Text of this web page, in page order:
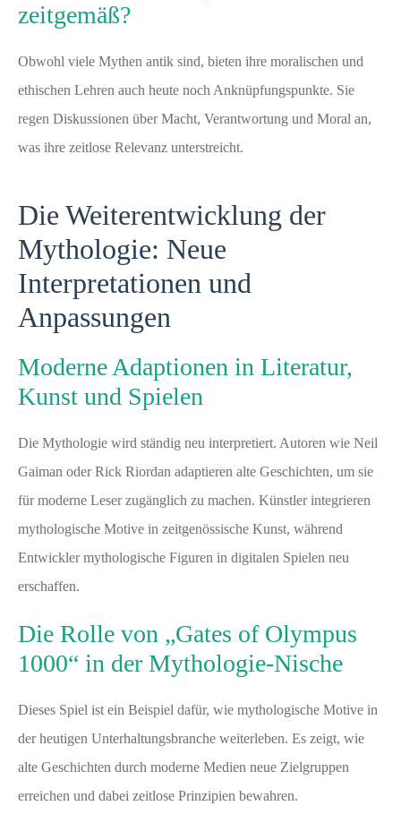
zeitgemäß?
Obwohl viele Mythen antik sind, bieten ihre moralischen und
ethischen Lehren auch heute noch Anknüpfungspunkte. Sie
regen Diskussionen über Macht, Verantwortung und Moral an,
was ihre zeitlose Relevanz unterstreicht.
Die Weiterentwicklung der
Mythologie: Neue
Interpretationen und
Anpassungen
Moderne Adaptionen in Literatur,
Kunst und Spielen
Die Mythologie wird ständig neu interpretiert. Autoren wie Neil
Gaiman oder Rick Riordan adaptieren alte Geschichten, um sie
für moderne Leser zugänglich zu machen. Künstler integrieren
mythologische Motive in zeitgenössische Kunst, während
Entwickler mythologische Figuren in digitalen Spielen neu
erschaffen.
Die Rolle von „Gates of Olympus
1000“ in der Mythologie-Nische
Dieses Spiel ist ein Beispiel dafür, wie mythologische Motive in
der heutigen Unterhaltungsbranche weiterleben. Es zeigt, wie
alte Geschichten durch moderne Medien neue Zielgruppen
erreichen und dabei zeitlose Prinzipien bewahren.